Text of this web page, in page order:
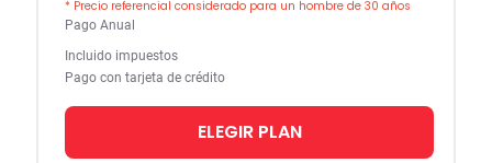
* Precio referencial considerado para un hombre de 30 años
Pago Anual
Incluido impuestos
Pago con tarjeta de crédito
ELEGIR PLAN